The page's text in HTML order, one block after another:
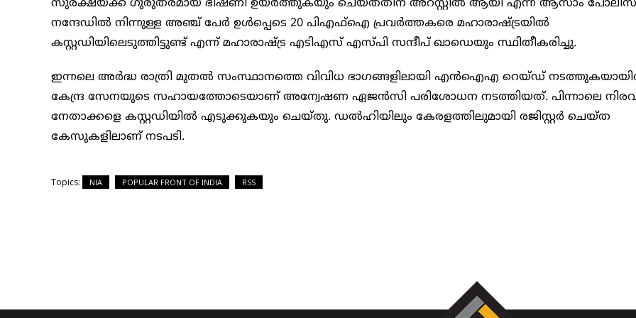
സുരക്ഷയ്ക്ക് ഗുരുതരമായ ഭീഷണി ഉയർത്തുകയും ചെയ്തതിന് അറസ്റ്റിൽ ആയി എന്ന് ആസാം
നന്ദേഡിൽ നിന്നുള്ള അഞ്ച് പേർ ഉൾപ്പെടെ 20 പിഎഫ്ഐ പ്രവർത്തകരെ മഹാരാഷ്ട്രയിൽ
കസ്റ്റഡിയിലെടുത്തിട്ടുണ്ട് എന്ന് മഹാരാഷ്ട്ര എടിഎസ് എസ്പി സന്ദീപ് ഖാഡെയും സ്ഥിതീകരിച്ചു.
ഇന്നലെ അർദ്ധ രാത്രി മുതൽ സംസ്ഥാനത്തെ വിവിധ ഭാഗങ്ങളിലായി എൻഐഎ റെയ്ഡ്
കേന്ദ്ര സേനയുടെ സഹായത്തോടെയാണ് അന്വേഷണ ഏജൻസി പരിശോധന നടത്തിയത്. പിന്നാലെ
നേതാക്കളെ കസ്റ്റഡിയിൽ എടുക്കുകയും ചെയ്തു. ഡൽഹിയിലും കേരളത്തിലുമായി രജിസ്റ്റർ ചെയ്ത
കേസുകളിലാണ് നടപടി.
Topics: NIA POPULAR FRONT OF INDIA RSS